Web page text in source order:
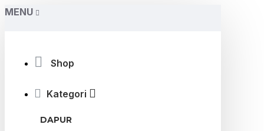
MENU
Shop
Kategori
DAPUR